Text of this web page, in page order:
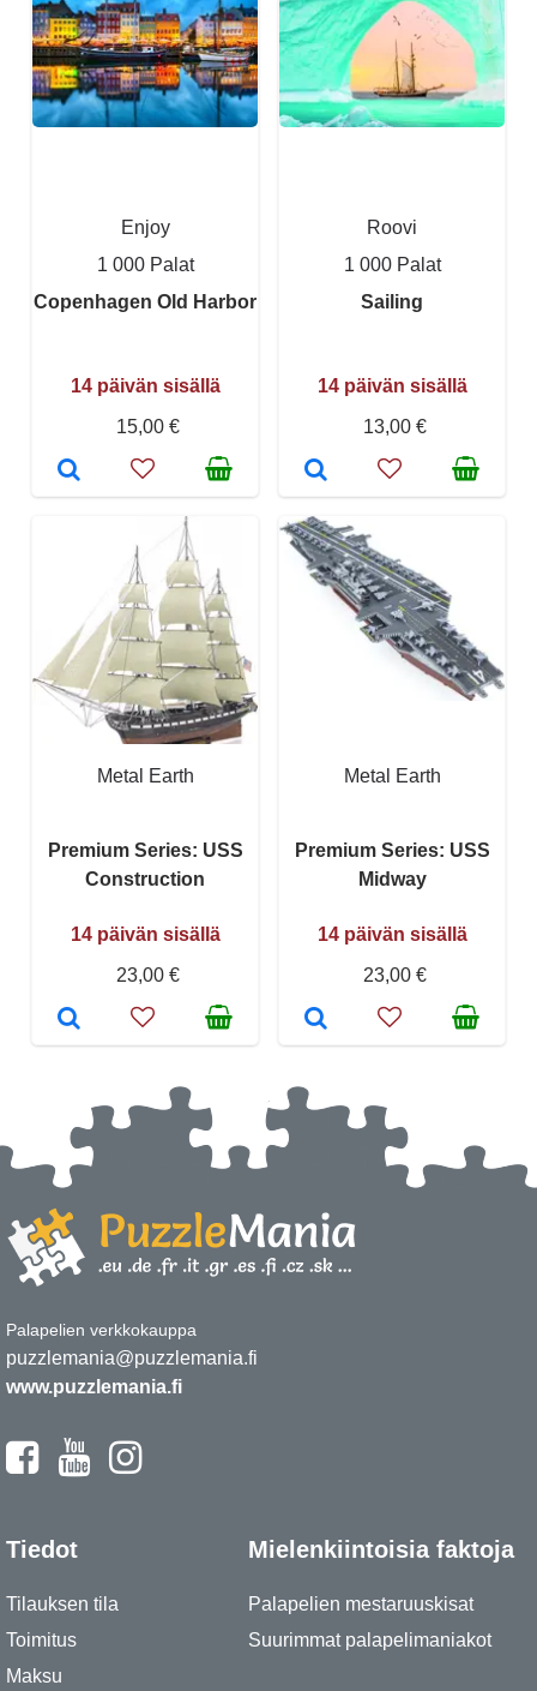
Enjoy
1 000 Palat
Copenhagen Old Harbor
14 päivän sisällä
15,00 €
Roovi
1 000 Palat
Sailing
14 päivän sisällä
13,00 €
Metal Earth
Premium Series: USS
Construction
14 päivän sisällä
23,00 €
Metal Earth
Premium Series: USS
Midway
14 päivän sisällä
23,00 €
Palapelien verkkokauppa
puzzlemania@puzzlemania.fi
www.puzzlemania.fi
Tiedot
Tilauksen tila
Toimitus
Maksu
Mielenkiintoisia faktoja
Palapelien mestaruuskisat
Suurimmat palapelimaniakot